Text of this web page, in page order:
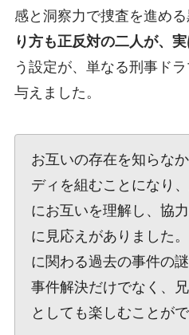
感と洞察力で捜査を進め
り方も正反対の二人が、
う設定が、単なる刑事ド
与えました。
お互いの存在を知らな
ディを組むことになり
にお互いを理解し、協
に見応えがありました
に関わる過去の事件の
事件解決だけでなく、
としても楽しむことがで